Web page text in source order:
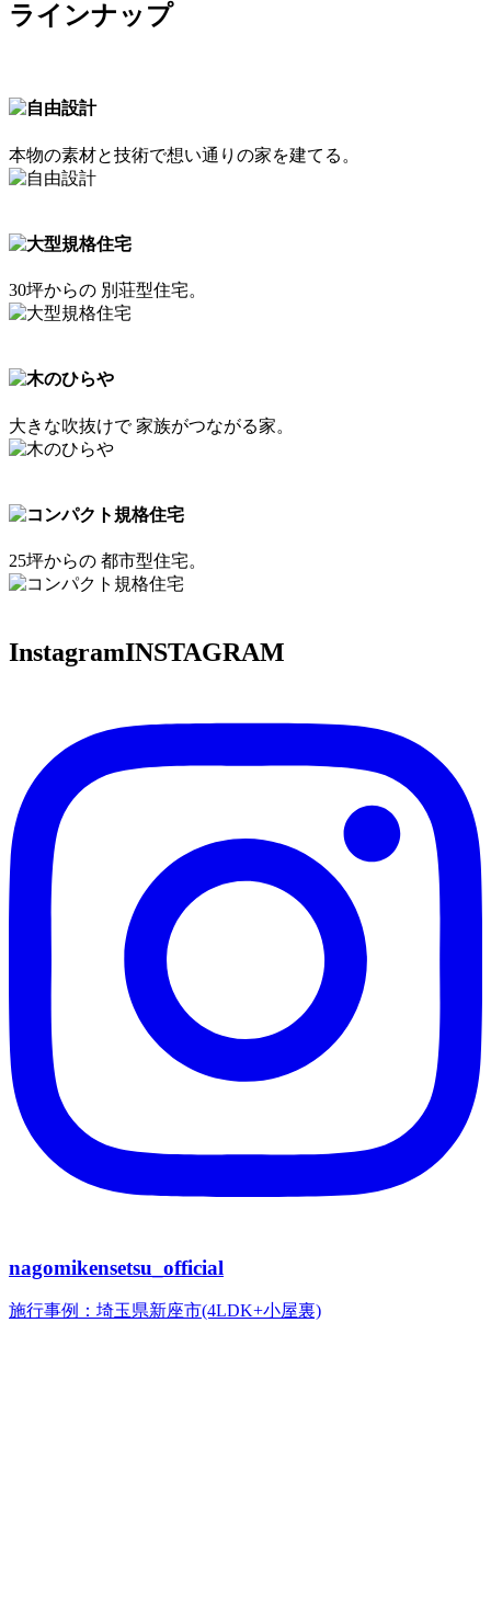
ラインナップ
本物の素材と技術で想い通りの家を建てる。
30坪からの 別荘型住宅。
大きな吹抜けで 家族がつながる家。
25坪からの 都市型住宅。
InstagramINSTAGRAM
nagomikensetsu_official
施行事例：埼玉県新座市(4LDK+小屋裏)